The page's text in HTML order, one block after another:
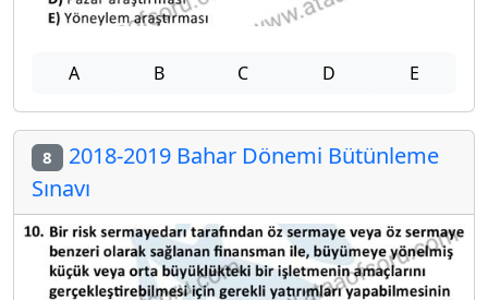
A B C D E
8 2018-2019 Bahar Dönemi Bütünleme
Sınavı